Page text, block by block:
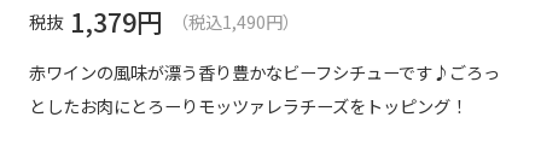
税抜 1,379円
（税込1,490円）
赤ワインの風味が漂う香り豊かなビーフシチューです♪ごろっ
としたお肉にとろーりモッツァレラチーズをトッピング！